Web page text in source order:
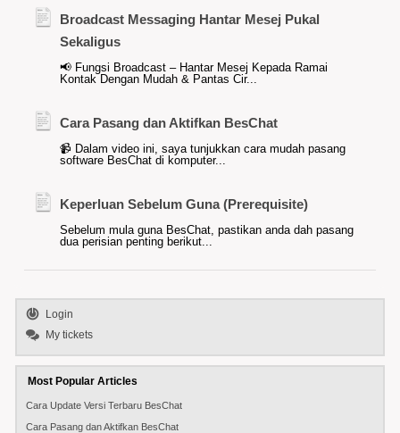
Broadcast Messaging Hantar Mesej Pukal
Sekaligus
📢 Fungsi Broadcast – Hantar Mesej Kepada Ramai
Kontak Dengan Mudah & Pantas Cir...
Cara Pasang dan Aktifkan BesChat
📹 Dalam video ini, saya tunjukkan cara mudah pasang
software BesChat di komputer...
Keperluan Sebelum Guna (Prerequisite)
Sebelum mula guna BesChat, pastikan anda dah pasang
dua perisian penting berikut...
Login
My tickets
Most Popular Articles
Cara Update Versi Terbaru BesChat
Cara Pasang dan Aktifkan BesChat